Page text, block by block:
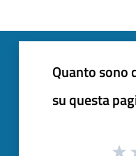
Quanto sono
su questa